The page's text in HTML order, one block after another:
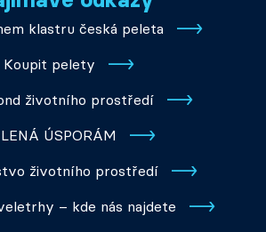
klastru česká peleta
Koupit pelety
životního prostředí
ÚSPORÁM
životního prostředí
– kde nás najdete